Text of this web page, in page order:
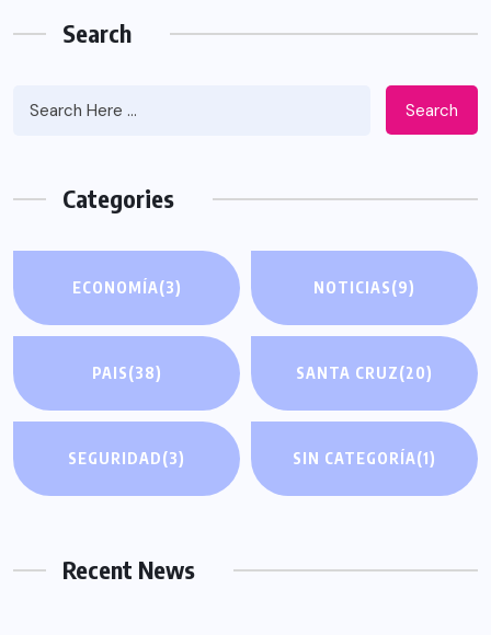
Search
Search
Categories
ECONOMÍA(3) NOTICIAS(9)
PAIS(38) SANTA CRUZ(20)
SEGURIDAD(3) SIN CATEGORÍA(1)
Recent News